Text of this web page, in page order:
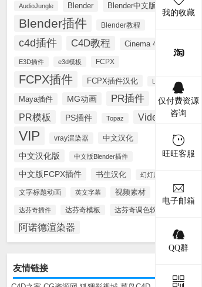
AudioJungle Blender Blender中文版插件
Blender插件 Blender教程
c4d插件 C4D教程 Cinema 4D
E3D插件 e3d模板 FCPX
FCPX插件 FCPX插件汉化 Lynda
Maya插件 MG动画 PR插件
PR模板 PS插件 Topaz Videohive
VIP vray渲染器 中文汉化
中文汉化版 中文版Blender插件
中文版FCPX插件 书生汉化 幻灯片模板
文字标题动画 英文字幕 视频素材
达芬奇插件 达芬奇模板 达芬奇调色软件
阿诺德渲染器
友情链接
我的收藏
仅付费资源
咨询
旺旺客服
电子邮箱
QQ群